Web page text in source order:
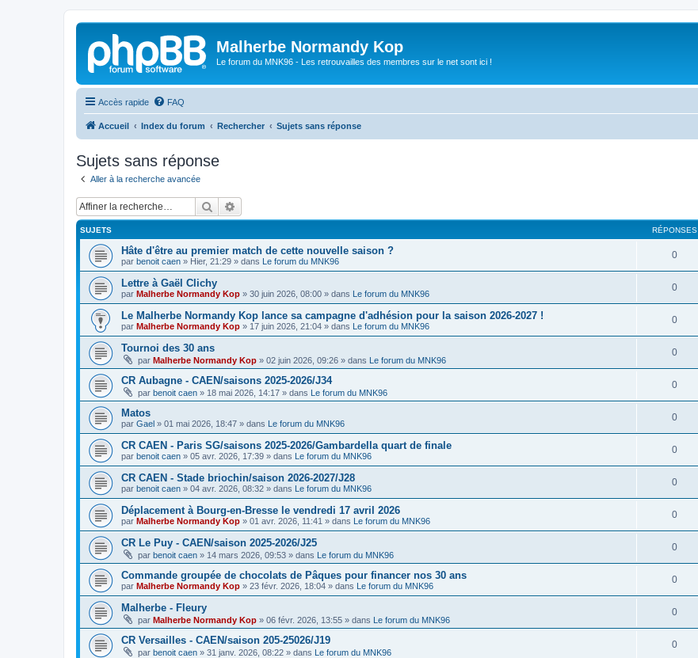
Malherbe Normandy Kop
Le forum du MNK96 - Les retrouvailles des membres sur le net sont ici !
Accès rapide FAQ
Accueil Index du forum Rechercher Sujets sans réponse
Sujets sans réponse
Aller à la recherche avancée
Rechercher
SUJETS RÉPONSES
Hâte d'être au premier match de cette nouvelle saison ?
par benoit caen » Hier, 21:29 » dans Le forum du MNK96
0
Lettre à Gaël Clichy
par Malherbe Normandy Kop » 30 juin 2026, 08:00 » dans Le forum du MNK96
0
Le Malherbe Normandy Kop lance sa campagne d'adhésion pour la saison 2026-2027 !
par Malherbe Normandy Kop » 17 juin 2026, 21:04 » dans Le forum du MNK96
0
Tournoi des 30 ans
par Malherbe Normandy Kop » 02 juin 2026, 09:26 » dans Le forum du MNK96
0
CR Aubagne - CAEN/saisons 2025-2026/J34
par benoit caen » 18 mai 2026, 14:17 » dans Le forum du MNK96
0
Matos
par Gael » 01 mai 2026, 18:47 » dans Le forum du MNK96
0
CR CAEN - Paris SG/saisons 2025-2026/Gambardella quart de finale
par benoit caen » 05 avr. 2026, 17:39 » dans Le forum du MNK96
0
CR CAEN - Stade briochin/saison 2026-2027/J28
par benoit caen » 04 avr. 2026, 08:32 » dans Le forum du MNK96
0
Déplacement à Bourg-en-Bresse le vendredi 17 avril 2026
par Malherbe Normandy Kop » 01 avr. 2026, 11:41 » dans Le forum du MNK96
0
CR Le Puy - CAEN/saison 2025-2026/J25
par benoit caen » 14 mars 2026, 09:53 » dans Le forum du MNK96
0
Commande groupée de chocolats de Pâques pour financer nos 30 ans
par Malherbe Normandy Kop » 23 févr. 2026, 18:04 » dans Le forum du MNK96
0
Malherbe - Fleury
par Malherbe Normandy Kop » 06 févr. 2026, 13:55 » dans Le forum du MNK96
0
CR Versailles - CAEN/saison 205-25026/J19
par benoit caen » 31 janv. 2026, 08:22 » dans Le forum du MNK96
0